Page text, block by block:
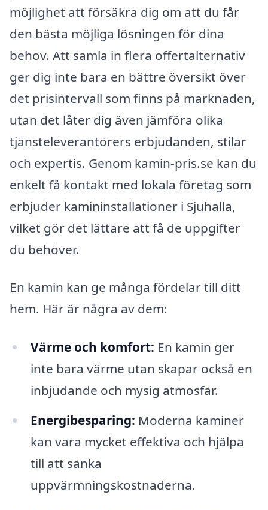
möjlighet att försäkra dig om att du får
den bästa möjliga lösningen för dina
behov. Att samla in flera offertalternativ
ger dig inte bara en bättre översikt över
det prisintervall som finns på marknaden,
utan det låter dig även jämföra olika
tjänsteleverantörers erbjudanden, stilar
och expertis. Genom kamin-pris.se kan du
enkelt få kontakt med lokala företag som
erbjuder kamininstallationer i Sjuhalla,
vilket gör det lättare att få de uppgifter
du behöver.
En kamin kan ge många fördelar till ditt
hem. Här är några av dem:
Värme och komfort: En kamin ger
inte bara värme utan skapar också en
inbjudande och mysig atmosfär.
Energibesparing: Moderna kaminer
kan vara mycket effektiva och hjälpa
till att sänka
uppvärmningskostnaderna.